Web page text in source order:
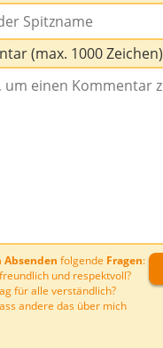
(max. 1000 Zeichen)
Absenden folgende Fragen:
und respektvoll?
für alle verständlich?
andere das über mich